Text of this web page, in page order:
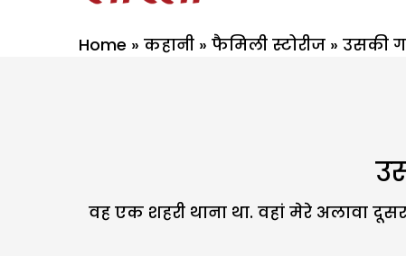
Home » कहानी » फैमिली स्टोरीज » उसकी
वह एक शहरी थाना था. वहां मेरे अलावा